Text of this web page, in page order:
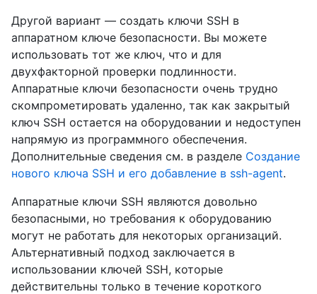
Другой вариант — создать ключи SSH в
аппаратном ключе безопасности. Вы можете
использовать тот же ключ, что и для
двухфакторной проверки подлинности.
Аппаратные ключи безопасности очень трудно
скомпрометировать удаленно, так как закрытый
ключ SSH остается на оборудовании и недоступен
напрямую из программного обеспечения.
Дополнительные сведения см. в разделе Создание
нового ключа SSH и его добавление в ssh-agent.
Аппаратные ключи SSH являются довольно
безопасными, но требования к оборудованию
могут не работать для некоторых организаций.
Альтернативный подход заключается в
использовании ключей SSH, которые
действительны только в течение короткого